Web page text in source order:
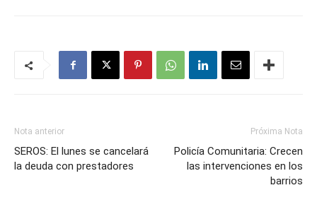
Nota anterior
SEROS: El lunes se cancelará
la deuda con prestadores
Próxima Nota
Policía Comunitaria: Crecen
las intervenciones en los
barrios